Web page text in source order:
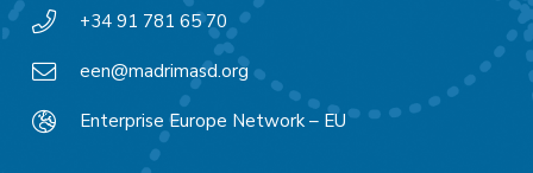
+34 91 781 65 70
een@madrimasd.org
Enterprise Europe Network – EU